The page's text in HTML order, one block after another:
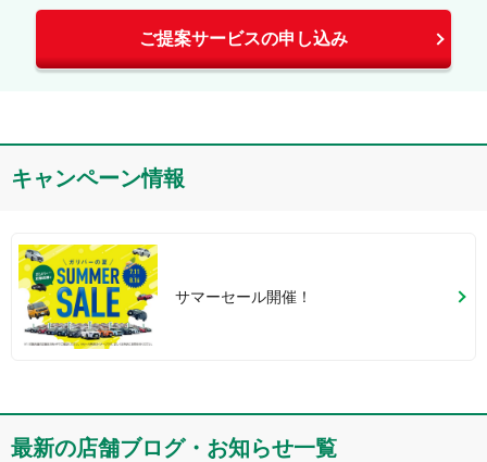
ご提案サービスの申し込み
キャンペーン情報
サマーセール開催！
最新の店舗ブログ・お知らせ一覧